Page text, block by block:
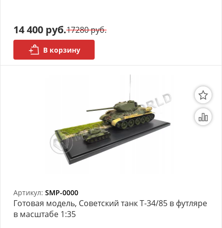
14 400 руб.17280 руб.
В корзину
Артикул: SMP-0000
Готовая модель, Советский танк Т-34/85 в футляре
в масштабе 1:35